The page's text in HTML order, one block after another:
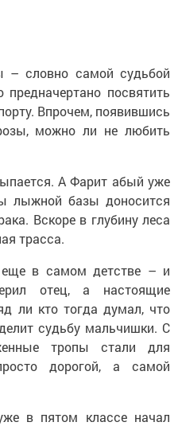
– словно самой судьбой
посвятить
Впрочем, появившись
можно ли не любить
А Фарит абый уже
лыжной базы доносится
Вскоре в глубину леса
трасса.
в самом детстве – и
отец, а настоящие
ли кто тогда думал, что
судьбу мальчишки. С
тропы стали для
дорогой, а самой
в пятом классе начал